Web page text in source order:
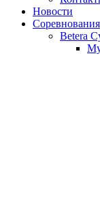
Новости
Соревнования
Betera